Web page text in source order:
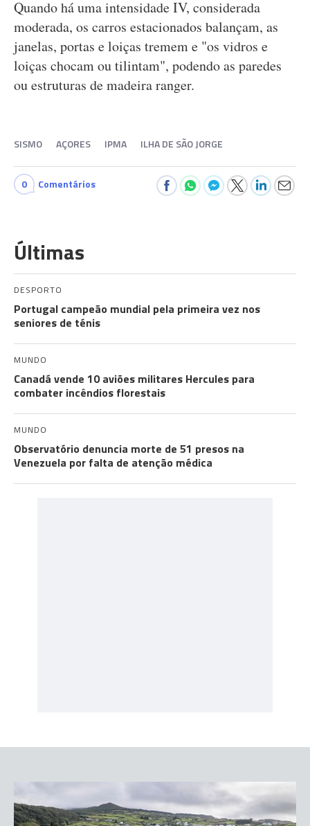
Quando há uma intensidade IV, considerada
moderada, os carros estacionados balançam, as
janelas, portas e loiças tremem e "os vidros e
loiças chocam ou tilintam", podendo as paredes
ou estruturas de madeira ranger.
SISMO AÇORES IPMA ILHA DE SÃO JORGE
0 Comentários
Últimas
DESPORTO
Portugal campeão mundial pela primeira vez nos
seniores de ténis
MUNDO
Canadá vende 10 aviões militares Hercules para
combater incêndios florestais
MUNDO
Observatório denuncia morte de 51 presos na
Venezuela por falta de atenção médica